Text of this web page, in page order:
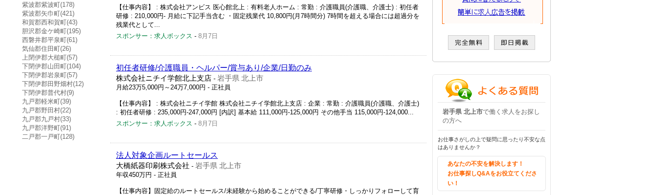
紫波郡紫波町(178)
紫波郡矢巾町(421)
和賀郡西和賀町(43)
胆沢郡金ケ崎町(195)
西磐井郡平泉町(61)
気仙郡住田町(26)
上閉伊郡大槌町(57)
下閉伊郡山田町(104)
下閉伊郡岩泉町(57)
下閉伊郡田野畑村(12)
下閉伊郡普代村(9)
九戸郡軽米町(39)
九戸郡野田村(22)
九戸郡九戸村(33)
九戸郡洋野町(91)
二戸郡一戸町(128)
【仕事内容】 : 株式会社アンビス 医心館北上 : 有料老人ホーム : 常勤 : 介護職員(介護職、介護士) : 初任者
研修 : 210,000円- 月給に下記手当含む ・固定残業代 10,800円(月7時間分) 7時間を超える場合には超過分を
残業代として...
スポンサー：求人ボックス - 8月7日
初任者研修/介護職員・ヘルパー/賞与あり/企業/日勤のみ
株式会社ニチイ学館北上支店 - 岩手県 北上市
月給23万5,000円～24万7,000円 - 正社員
【仕事内容】 : 株式会社ニチイ学館 株式会社ニチイ学館北上支店 : 企業 : 常勤 : 介護職員(介護職、介護士)
: 初任者研修 : 235,000円-247,000円 [内訳] 基本給 111,000円-125,000円 その他手当 115,000円-124,000...
スポンサー：求人ボックス - 8月7日
法人対象企画ルートセールス
大橋紙器印刷株式会社 - 岩手県 北上市
年収450万円 - 正社員
【仕事内容】固定給のルートセールス/未経験から始めることができる/丁寧研修・しっかりフォローして育
岩手県 北上市で働く求人をお探し
の方へ
お仕事さがしの上で疑問に思ったり不安な点
はありませんか？
あなたの不安を解決します！
お仕事探しQ&Aをお役立てくださ
い！